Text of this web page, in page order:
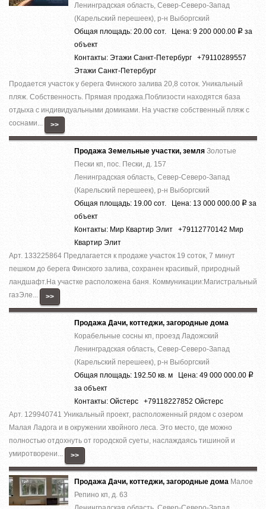
Ленинградская область, Север-Северо-Запад
(Карельский перешеек), р-н Выборгский
Общая площадь: 20.00 сот. Цена: 9 200 000.00 Р за
объект
Контакты: Этажи Санкт-Петербург +79110289557
Этажи Санкт-Петербург
Продается участок у берега Финского залива 20,8 соток. Уникальный
пляж. Собственность. Прямая продажа.Поблизости находятся база
отдыха с индивидуальными домиками. На участке собственный пляж с
соснами...
>>
Продажа Земельные участки, земля Золотые
Пески кп, пос. Пески, д. 157
Ленинградская область, Север-Северо-Запад
(Карельский перешеек), р-н Выборгский
Общая площадь: 19.00 сот. Цена: 13 000 000.00 Р за
объект
Контакты: Мир Квартир Элит +79112770142 Мир
Квартир Элит
Арт. 133225864 Предлагается к продаже участок 19 соток, 7 минут
пешком до берега Финского залива, сохранен красивый, природный
ландшафт.На участке расположена баня. Коммуникации:Магистральный
газЭле...
>>
Продажа Дачи, коттеджи, загородные дома
Корабельные сосны кп, проезд Ладожский
Ленинградская область, Север-Северо-Запад
(Карельский перешеек), р-н Выборгский
Общая площадь: 192.50 кв. м Цена: 49 000 000.00 Р
за объект
Контакты: Ойстерс +79118227852 Ойстерс
Арт. 129940741 Уникальный проект, расположенный рядом с озером
Малая Ладога и в окружении хвойного леса. Это место, где можно
полностью отдохнуть от городской суеты, наслаждаясь тишиной и
умиротворени...
>>
Продажа Дачи, коттеджи, загородные дома Малое
Репино кп, д. 63